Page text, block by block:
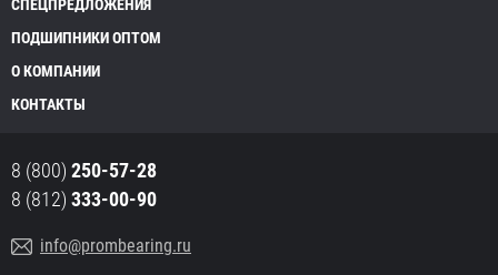
СПЕЦПРЕДЛОЖЕНИЯ
ПОДШИПНИКИ ОПТОМ
О КОМПАНИИ
КОНТАКТЫ
8 (800) 250-57-28
8 (812) 333-00-90
info@prombearing.ru